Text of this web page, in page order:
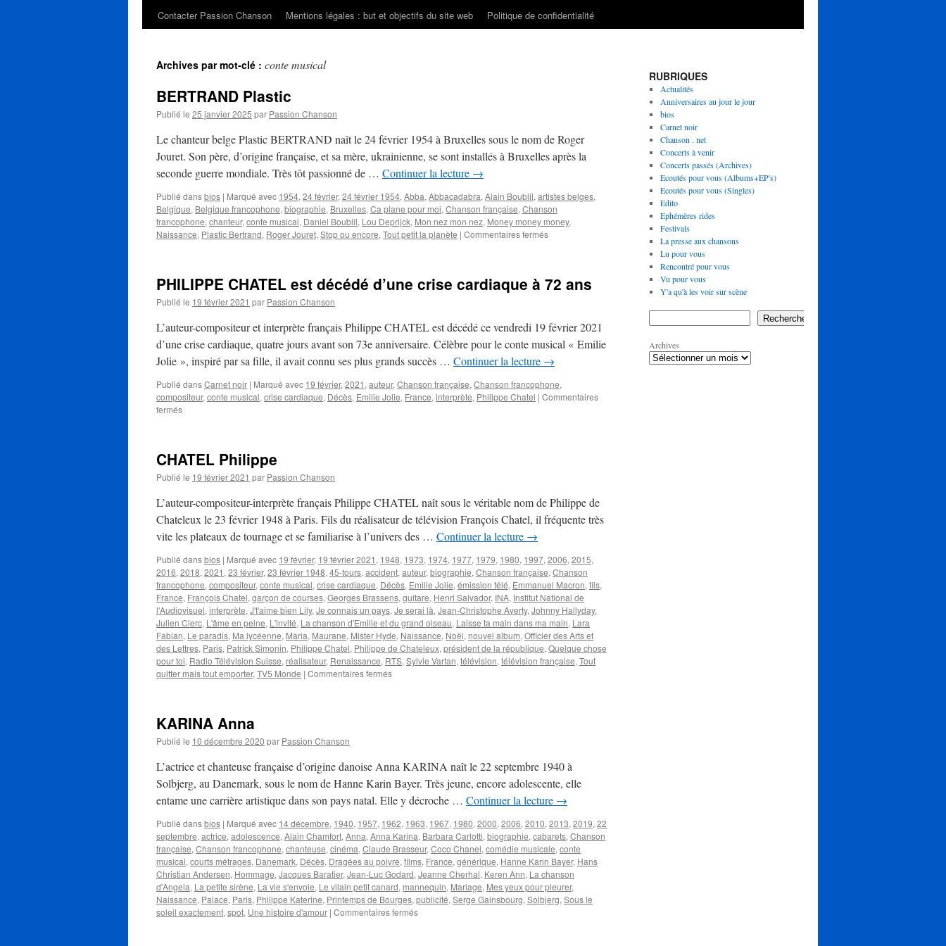
Contacter Passion Chanson
Mentions légales : but et objectifs du site web Politique de confidentialité
Archives par mot-clé : conte musical
BERTRAND Plastic
Publié le 25 janvier 2025 par Passion Chanson
Le chanteur belge Plastic BERTRAND naît le 24 février 1954 à Bruxelles sous le nom de Roger
Jouret. Son père, d’origine française, et sa mère, ukrainienne, se sont installés à Bruxelles après la
seconde guerre mondiale. Très tôt passionné de … Continuer la lecture →
Publié dansbios | Marqué avec 1954, 24 février, 24 février 1954, Abba, Abbacadabra, Alain Boublil, artistes belges,
Belgique, Belgique francophone, biographie, Bruxelles, Ca plane pour moi, Chanson française, Chanson
francophone, chanteur, conte musical, Daniel Boublil, Lou Deprijck, Mon nez mon nez, Money money money,
Naissance, Plastic Bertrand, Roger Jouret, Stop ou encore, Tout petit la planète | Commentaires ferméssur
PHILIPPE CHATEL est décédé d’une crise cardiaque à 72 ans
Publié le 19 février 2021 par Passion Chanson
L’auteur-compositeur et interprète français Philippe CHATEL est décédé ce vendredi 19 février 2021
d’une crise cardiaque, quatre jours avant son 73e anniversaire. Célèbre pour le conte musical « Emilie
Jolie », inspiré par sa fille, il avait connu ses plus grands succès … Continuer la lecture →
Publié dansCarnet noir | Marqué avec 19 février, 2021 , auteur, Chanson française, Chanson francophone,
compositeur, conte musical, crise cardiaque, Décès, Emilie Jolie, France, interprète, Philippe Chatel | Commentaires
ferméssur
décédé
d’une
crise
à
72
ans
CHATEL Philippe
Publié le 19 février 2021 par Passion Chanson
L’auteur-compositeur-interprète français Philippe CHATEL naît sous le véritable nom de Philippe de
Chateleux le 23 février 1948 à Paris. Fils du réalisateur de télévision François Chatel, il fréquente très
vite les plateaux de tournage et se familiarise à l’univers des … Continuer la lecture →
Publié dansbios | Marqué avec 19 février, 19 février 2021 , 1948, 1973, 1974, 1977, 1979, 1980, 1997, 2006, 2015,
2016, 2018, 2021 , 23 février, 23 février 1948, 45-tours, accident, auteur, biographie, Chanson française, Chanson
francophone, compositeur, conte musical, crise cardiaque, Décès, Emilie Jolie, émission télé, Emmanuel Macron, fils,
France, François Chatel, garçon de courses, Georges Brassens, guitare, Henri Salvador, INA, Institut National de
l'Audiovisuel, interprète, J't'aime bien Lily, Je connais un pays, Je serai là, Jean-Christophe Averty, Johnny Hallyday,
Julien Clerc, L'âme en peine, L'invité, La chanson d'Emilie et du grand oiseau, Laisse ta main dans ma main, Lara
Fabian, Le paradis, Ma lycéenne, Maria, Maurane, Mister Hyde, Naissance, Noël, nouvel album, Officier des Arts et
des Lettres, Paris, Patrick Simonin, Philippe Chatel, Philippe de Chateleux, président de la république, Quelque chose
pour toi, Radio Télévision Suisse, réalisateur, Renaissance, RTS, Sylvie Vartan, télévision, télévision française, Tout
quitter mais tout emporter, TV5 Monde | Commentaires ferméssur
KARINA Anna
Publié le 10 décembre 2020 par Passion Chanson
L’actrice et chanteuse française d’origine danoise Anna KARINA naît le 22 septembre 1940 à
Solbjerg, au Danemark, sous le nom de Hanne Karin Bayer. Très jeune, encore adolescente, elle
entame une carrière artistique dans son pays natal. Elle y décroche … Continuer la lecture →
Publié dansbios | Marqué avec 14 décembre, 1940, 1957, 1962, 1963, 1967, 1980, 2000, 2006, 2010, 2013, 2019, 22
septembre, actrice, adolescence, Alain Chamfort, Anna, Anna Karina, Barbara Carlotti, biographie, cabarets, Chanson
française, Chanson francophone, chanteuse, cinéma, Claude Brasseur, Coco Chanel, comédie musicale, conte
musical, courts métrages, Danemark, Décès, Dragées au poivre, films, France, générique, Hanne Karin Bayer, Hans
Christian Andersen, Hommage, Jacques Baratier, Jean-Luc Godard, Jeanne Cherhal, Keren Ann, La chanson
d'Angela, La petite sirène, La vie s'envole, Le vilain petit canard, mannequin, Mariage, Mes yeux pour pleurer,
Naissance, Palace, Paris, Philippe Katerine, Printemps de Bourges, publicité, Serge Gainsbourg, Solbjerg, Sous le
soleil exactement, spot, Une histoire d'amour | Commentaires ferméssur
RUBRIQUES
Actualités
Anniversaires au jour le jour
bios
Carnet noir
Chanson . net
Concerts à venir
Concerts passés (Archives)
Ecoutés pour vous (Albums+EP's)
Ecoutés pour vous (Singles)
Edito
Ephémères rides
Festivals
La presse aux chansons
Lu pour vous
Rencontré pour vous
Vu pour vous
Y'a qu'à les voir sur scène
Rechercher
Archives